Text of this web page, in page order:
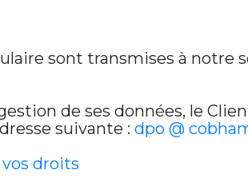
sont transmises à notre
de ses données, le
suivante : dpo @
droits